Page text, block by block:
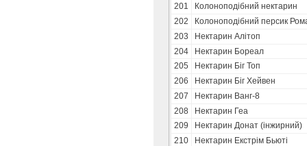
201
Колоноподібний нектарин
202
Колоноподібний персик
203
Нектарин Алітоп
204
Нектарин Бореал
205
Нектарин Біг Топ
206
Нектарин Біг Хейвен
207
Нектарин Ванг-8
208
Нектарин Геа
209
Нектарин Донат (інжирний)
210
Нектарин Екстрім Бьюті